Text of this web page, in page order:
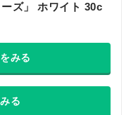
ズ」 ホワイト 30c
みる
る